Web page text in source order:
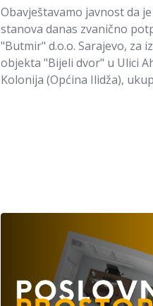
Obavještavamo javnost da
stanova danas zvanično
"Butmir" d.o.o. Sarajevo, za
objekta "Bijeli dvor" u Ulici
Kolonija (Općina Ilidža),